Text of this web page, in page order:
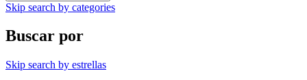
Skip search by categories
Buscar por
Skip search by estrellas